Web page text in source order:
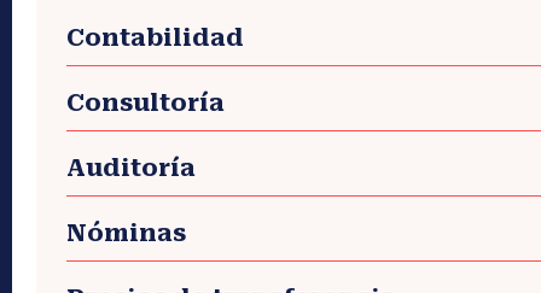
Contabilidad
Consultoría
Auditoría
Nóminas